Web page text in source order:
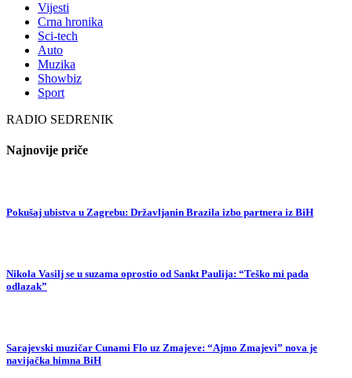
Vijesti
Crna hronika
Sci-tech
Auto
Muzika
Showbiz
Sport
RADIO SEDRENIK
Najnovije priče
Pokušaj ubistva u Zagrebu: Državljanin Brazila izbo partnera iz BiH
Nikola Vasilj se u suzama oprostio od Sankt Paulija: “Teško mi pada
odlazak”
Sarajevski muzičar Cunami Flo uz Zmajeve: “Ajmo Zmajevi” nova je
navijačka himna BiH